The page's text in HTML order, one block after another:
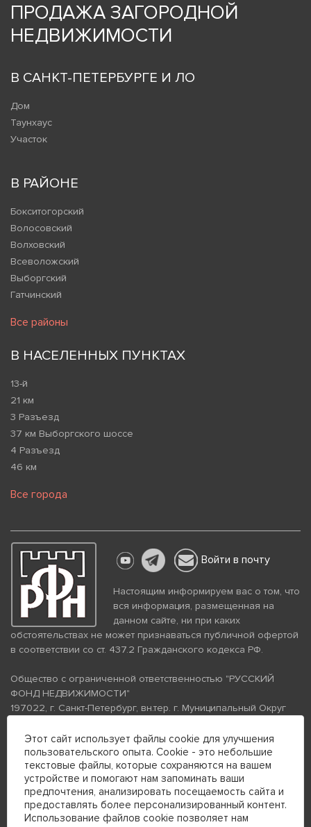
ПРОДАЖА ЗАГОРОДНОЙ
НЕДВИЖИМОСТИ
В САНКТ-ПЕТЕРБУРГЕ И ЛО
Дом
Таунхаус
Участок
В РАЙОНЕ
Бокситогорский
Волосовский
Волховский
Всеволожский
Выборгский
Гатчинский
Все районы
В НАСЕЛЕННЫХ ПУНКТАХ
13-й
21 км
3 Разъезд
37 км Выборгского шоссе
4 Разъезд
46 км
Все города
Войти в почту
Настоящим информируем вас о том, что
вся информация, размещенная на
данном сайте, ни при каких
обстоятельствах не может признаваться публичной офертой
в соответствии со ст. 437.2 Гражданского кодекса РФ.
Общество с ограниченной ответственностью "РУССКИЙ
ФОНД НЕДВИЖИМОСТИ"
197022, г. Санкт-Петербург, вн.тер. г. Муниципальный Округ
помещение 26Н, комната 103
ИНН 7813672570 КПП 781301001 ОГРН 1237800058870
Политика конфиденциальности
Политика обработки
персональных данных
Телефон для связи:
+7 (812) 200-99-98
Этот сайт использует файлы cookie для улучшения
пользовательского опыта. Cookie - это небольшие
текстовые файлы, которые сохраняются на вашем
устройстве и помогают нам запоминать ваши
предпочтения, анализировать посещаемость сайта и
предоставлять более персонализированный контент.
Использование файлов cookie позволяет нам